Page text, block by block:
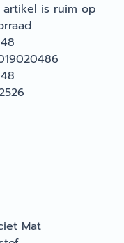
artikel is ruim op
Mat